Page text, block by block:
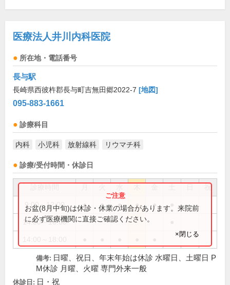
医療法人井川内科医院
所在地・電話番号
長与駅
長崎県西彼杵郡長与町吉無田郷2022-7 [地図]
095-883-1661
診療科目
内科 小児科 放射線科 リウマチ科
診療/受付時間・休診日
祝
9:00～12:00 ● ● ● ● ●
14:00～16:00
お盆(8月中旬)は休診・休業の場合があります。来院前
に必ず医療機関に直接ご確認ください。
×閉じる
備考: 日曜、祝日、年末年始は休診 水曜日、土曜日 P
M休診 月曜、火曜 専門外来一般
休診日: 日・祝